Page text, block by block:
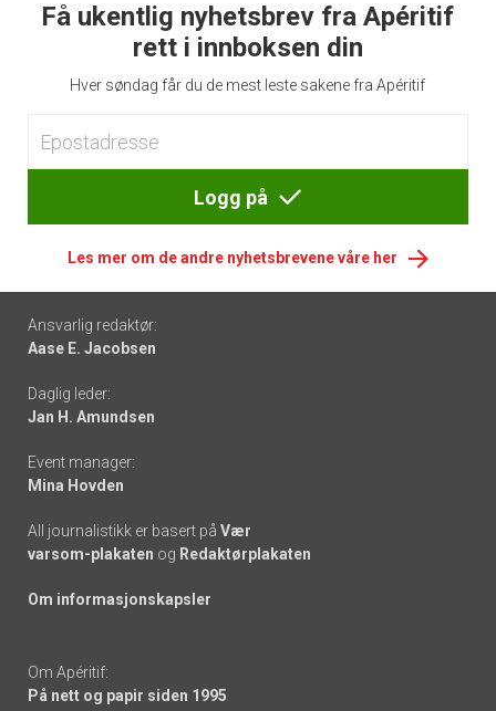
Få ukentlig nyhetsbrev fra Apéritif
rett i innboksen din
Hver søndag får du de mest leste sakene fra Apéritif
Logg på
Les mer om de andre nyhetsbrevene våre her
Footer
-
links
Ansvarlig redaktør:
Aase E. Jacobsen
Daglig leder:
Jan H. Amundsen
Event manager:
Mina Hovden
All journalistikk er basert på Vær
varsom-plakaten og Redaktørplakaten
Om informasjonskapsler
Om Apéritif:
På nett og papir siden 1995